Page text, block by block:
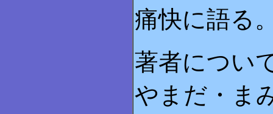
痛快に語る
著者につ
やまだ・ま